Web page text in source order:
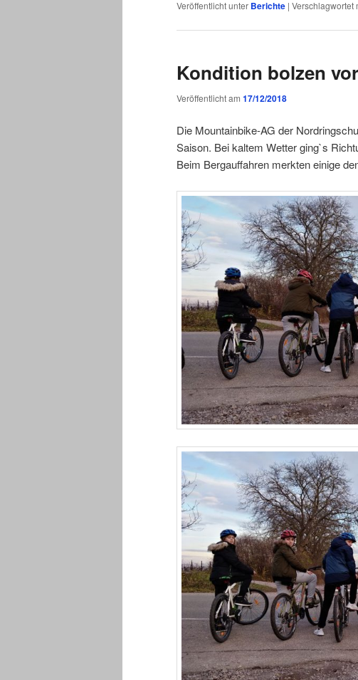
Veröffentlicht unter Berichte | Verschlagwortet
Kondition bolzen
Veröffentlicht am 17/12/2018
Die Mountainbike-AG der
Saison. Bei kaltem Wetter ging`s
Beim Bergauffahren merkten einige